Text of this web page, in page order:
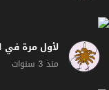
لأول مرة في
منذ 3 سنوات